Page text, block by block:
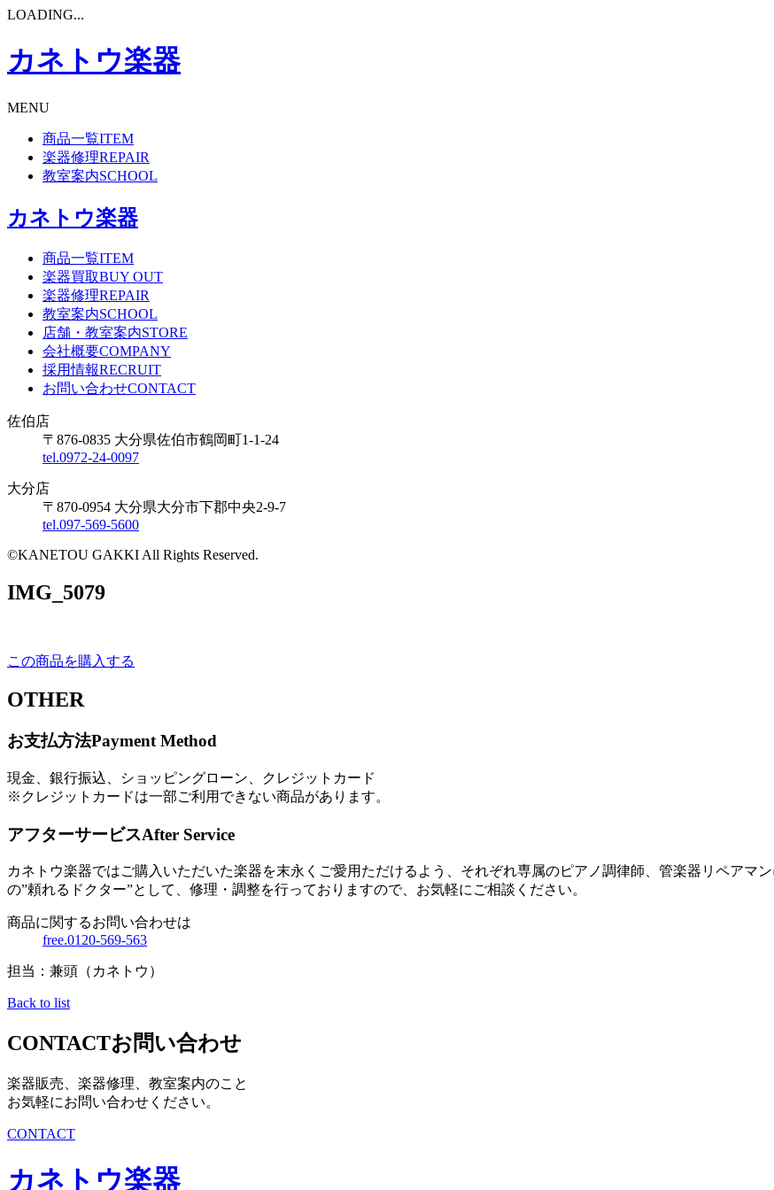
LOADING...
カネトウ楽器
MENU
商品一覧ITEM
楽器修理REPAIR
教室案内SCHOOL
カネトウ楽器
商品一覧ITEM
楽器買取BUY OUT
楽器修理REPAIR
教室案内SCHOOL
店舗・教室案内STORE
会社概要COMPANY
採用情報RECRUIT
お問い合わせCONTACT
佐伯店
〒876-0835 大分県佐伯市鶴岡町1-1-24
tel.0972-24-0097
大分店
〒870-0954 大分県大分市下郡中央2-9-7
tel.097-569-5600
©KANETOU GAKKI All Rights Reserved.
IMG_5079
この商品を購入する
OTHER
お支払方法Payment Method
現金、銀行振込、ショッピングローン、クレジットカード
※クレジットカードは一部ご利用できない商品があります。
アフターサービスAfter Service
カネトウ楽器ではご購入いただいた楽器を末永くご愛用ただけるよう、それぞれ専属のピアノ調律師、管楽器リペアマ
の”頼れるドクター”として、修理・調整を行っておりますので、お気軽にご相談ください。
商品に関するお問い合わせは
free.0120-569-563
担当：兼頭（カネトウ）
Back to list
CONTACTお問い合わせ
楽器販売、楽器修理、教室案内のこと
お気軽にお問い合わせください。
CONTACT
カネトウ楽器